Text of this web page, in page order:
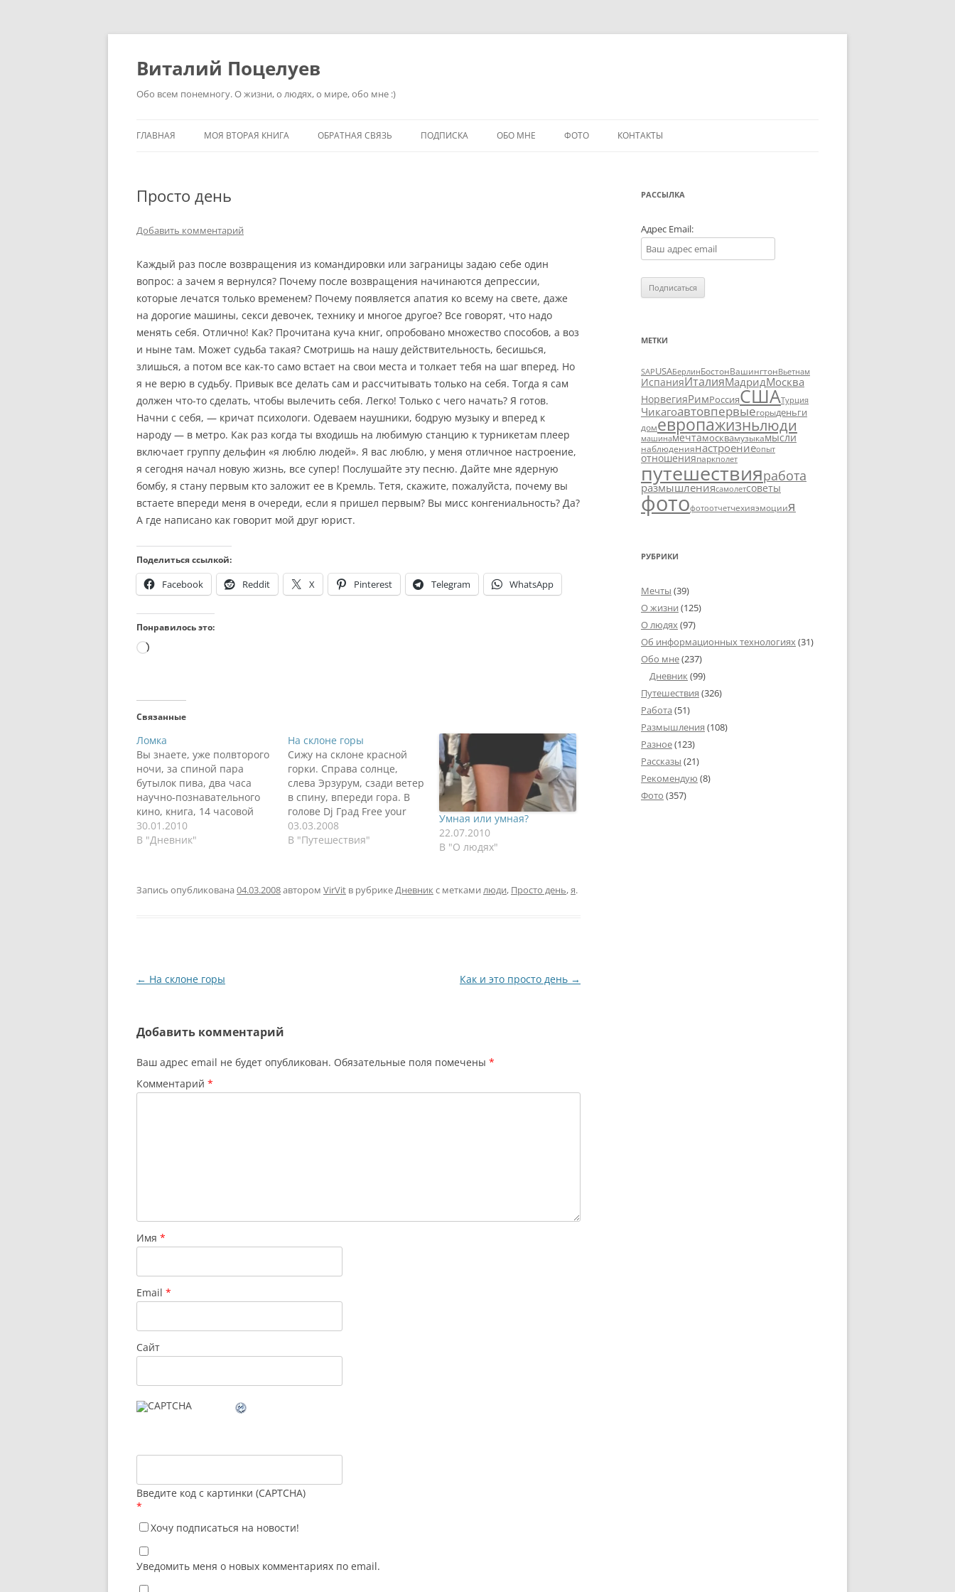
Перейти
Виталий Поцелуев
Обо всем понемногу. О жизни, о людях, о мире, обо мне :)
ГЛАВНАЯ МОЯ ВТОРАЯ КНИГА ОБРАТНАЯ СВЯЗЬ ПОДПИСКА ОБО МНЕ ФОТО КОНТАКТЫ
Просто день
Добавить комментарий
Каждый раз после возвращения из командировки или заграницы задаю себе один
вопрос: а зачем я вернулся? Почему после возвращения начинаются депрессии,
которые лечатся только временем? Почему появляется апатия ко всему на свете, даже
на дорогие машины, секси девочек, технику и многое другое? Все говорят, что надо
менять себя. Отлично! Как? Прочитана куча книг, опробовано множество способов, а воз
и ныне там. Может судьба такая? Смотришь на нашу действительность, бесишься,
злишься, а потом все как-то само встает на свои места и толкает тебя на шаг вперед. Но
я не верю в судьбу. Привык все делать сам и рассчитывать только на себя. Тогда я сам
должен что-то сделать, чтобы вылечить себя. Легко! Только с чего начать? Я готов.
Начни с себя, — кричат психологи. Одеваем наушники, бодрую музыку и вперед к
народу — в метро. Как раз когда ты входишь на любимую станцию к турникетам плеер
включает группу дельфин «я люблю людей». Я вас люблю, у меня отличное настроение,
я сегодня начал новую жизнь, все супер! Послушайте эту песню. Дайте мне ядерную
бомбу, я стану первым кто заложит ее в Кремль. Тетя, скажите, пожалуйста, почему вы
встаете впереди меня в очереди, если я пришел первым? Вы мисс конгениальность? Да?
А где написано как говорит мой друг юрист.
Поделиться ссылкой:
Facebook Reddit X Pinterest Telegram WhatsApp
Понравилось это:
Загрузка…
Связанные
Ломка
Вы знаете, уже полвторого
ночи, за спиной пара
бутылок пива, два часа
научно-познавательного
кино, книга, 14 часовой
рабочий утро-день-вечер.
Организм хочет спать,
прочтения все той же
30.01.2010
В "Дневник"
На склоне горы
Сижу на склоне красной
горки. Справа солнце,
слева Эрзурум, сзади ветер
в спину, впереди гора. В
голове Dj Град Free your
mind. Мне стало скучно,
одиноко. Вроде бы приехал
что я не компанейский
03.03.2008
В "Путешествия"
Умная или умная?
22.07.2010
В "О людях"
Запись опубликована 04.03.2008автором VirVit в рубрикеДневникс метками люди, Просто день,я.
Навигация
← На склоне горы Как и это просто день →
Добавить комментарий
Ваш адрес email не будет опубликован. Обязательные поля помечены *
Комментарий *
Имя *
Email *
Сайт
Введите код с картинки (CAPTCHA)
*
Хочу подписаться на новости!
Уведомить меня о новых комментариях по email.
РАССЫЛКА
Адрес Email:
МЕТКИ
SAPUSAБерлинБостонВашингтонВьетнам
ИспанияИталияМадридМосква
НорвегияРимРоссияСШАТурция
Чикагоавтовпервыегорыденьги
домевропажизньлюди
машинамечтамосквамузыкамысли
наблюдениянастроениеопыт
отношенияпаркполет
путешествияработа
размышлениясамолетсоветы
фотофотоотчетчехияэмоциия
РУБРИКИ
Мечты (39)
О жизни (125)
О людях(97)
Об информационных технологиях(31)
Обо мне(237)
Дневник(99)
Путешествия (326)
Работа (51)
Размышления (108)
Разное(123)
Рассказы (21)
Рекомендую (8)
Фото (357)